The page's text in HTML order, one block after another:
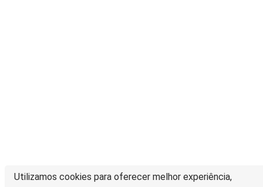
Utilizamos cookies para oferecer melhor experiência,